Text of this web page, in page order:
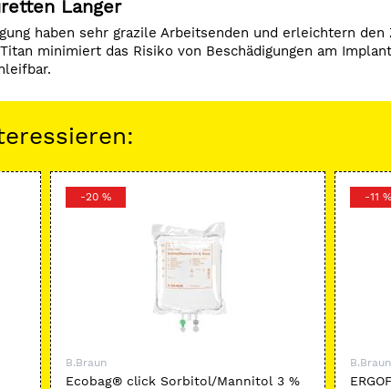
Langer
haben sehr grazile Arbeitsenden und erleichtern den
minimiert das Risiko von Beschädigungen am
-20 %
B.Braun
Ecobag® click Sorbitol/Mannitol 3 %
-11 %
B.Braun